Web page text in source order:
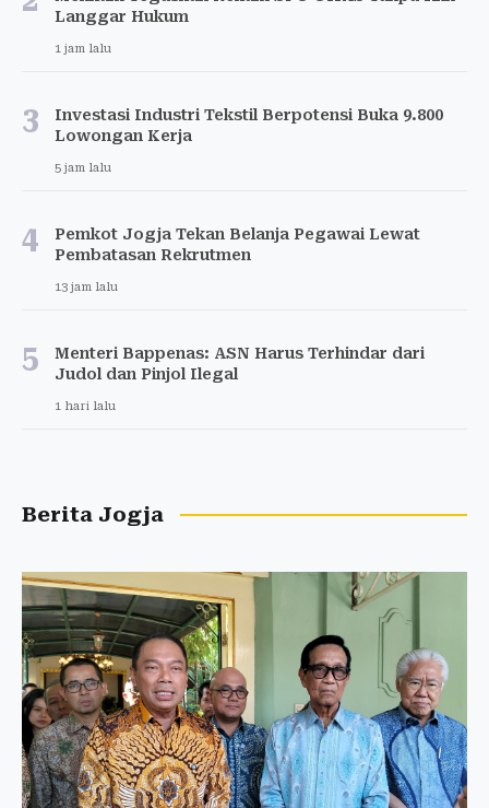
Langgar Hukum
1 jam lalu
3
Investasi Industri Tekstil Berpotensi Buka 9.800
Lowongan Kerja
5 jam lalu
4
Pemkot Jogja Tekan Belanja Pegawai Lewat
Pembatasan Rekrutmen
13 jam lalu
5
Menteri Bappenas: ASN Harus Terhindar dari
Judol dan Pinjol Ilegal
1 hari lalu
Berita Jogja